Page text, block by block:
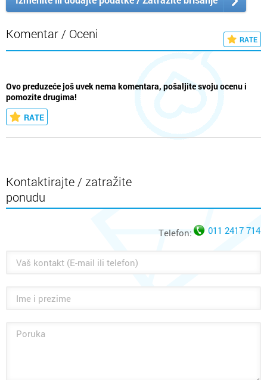
Komentar / Oceni RATE
Ovo preduzeće još uvek nema komentara, pošaljite svoju ocenu i
pomozite drugima!
RATE
Kontaktirajte / zatražite
ponudu
Telefon: 011 2417 714